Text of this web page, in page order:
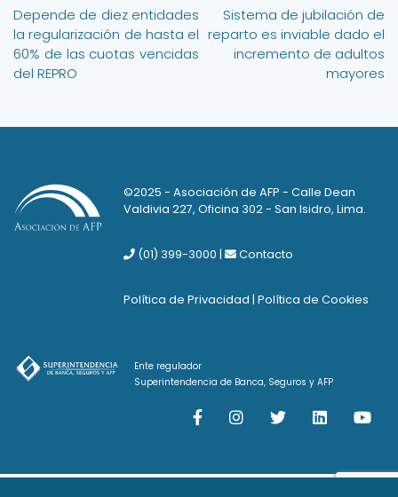
Navegación
de
entradas
Depende de diez entidades
la regularización de hasta el
60% de las cuotas vencidas
del REPRO
Sistema de jubilación de
reparto es inviable dado el
incremento de adultos
mayores
©2025 - Asociación de AFP - Calle Dean
Valdivia 227, Oficina 302 - San Isidro, Lima.
(01) 399-3000 | Contacto
Política de Privacidad | Política de Cookies
Ente regulador
Superintendencia de Banca, Seguros y AFP